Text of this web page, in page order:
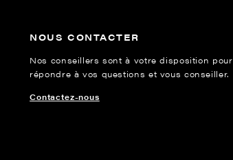
NOUS CONTACTER
Nos conseillers sont à votre disposition pour
répondre à vos questions et vous conseiller.
Contactez-nous